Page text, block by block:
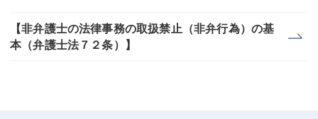
【非弁護士の法律事務の取扱禁止（非弁行為）の基
本（弁護士法７２条）】